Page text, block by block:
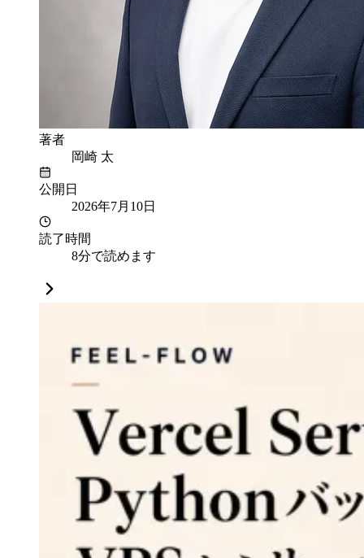
著者
岡崎 太
公開日
2026年7月10日
読了時間
8分で読めます